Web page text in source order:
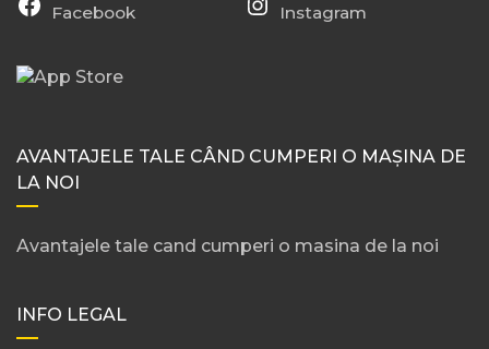
Facebook Instagram
AVANTAJELE TALE CÂND CUMPERI O MAȘINA DE
LA NOI
Avantajele tale cand cumperi o masina de la noi
INFO LEGAL